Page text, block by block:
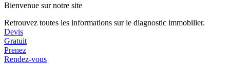
Bienvenue sur notre site
Retrouvez toutes les informations sur le diagnostic immobilier.
Devis
Gratuit
Prenez
Rendez-vous